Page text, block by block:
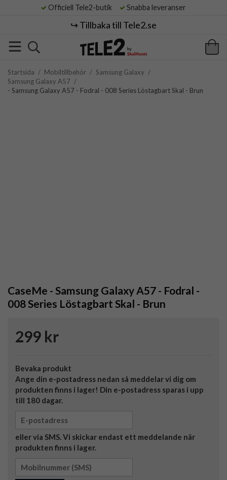
Officiell Tele2-butik Snabba leveranser
↪️ Tillbaka till Tele2.se
Startsida / Mobiltillbehör / Samsung Galaxy /
Samsung Galaxy A57 /
- Samsung Galaxy A57 - Fodral - 008 Series Löstagbart Skal - Brun
CaseMe - Samsung Galaxy A57 - Fodral -
008 Series Löstagbart Skal - Brun
299 kr
Bevaka produkt
Ange din e-postadress nedan så meddelar vi dig om
produkten finns i lager! Din e-postadress sparas i upp
till 180 dagar.
eller via SMS. Vi skickar endast ett meddelande när
produkten finns i lager.